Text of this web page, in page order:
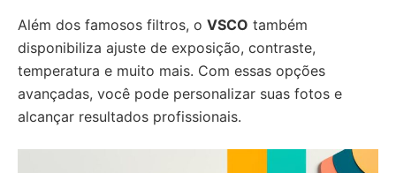
Além dos famosos filtros, o VSCO também
disponibiliza ajuste de exposição, contraste,
temperatura e muito mais. Com essas opções
avançadas, você pode personalizar suas fotos e
alcançar resultados profissionais.